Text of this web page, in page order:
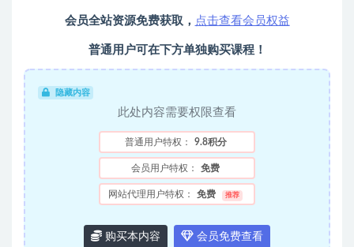
会员全站资源免费获取， 点击查看会员权益
普通用户可在下方单独购买课程！
隐藏内容
此处内容需要权限查看
普通用户特权： 9.8积分
会员用户特权： 免费
网站代理用户特权： 免费 推荐
购买本内容 会员免费查看